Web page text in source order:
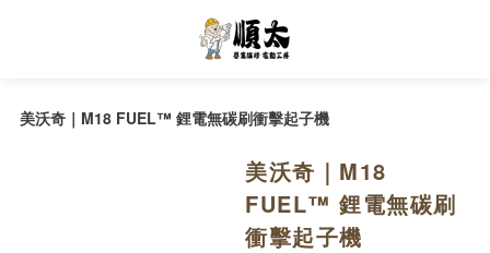
美沃奇｜M18 FUEL™ 鋰電無碳刷衝擊起子機
美沃奇｜M18
FUEL™ 鋰電無碳刷
衝擊起子機